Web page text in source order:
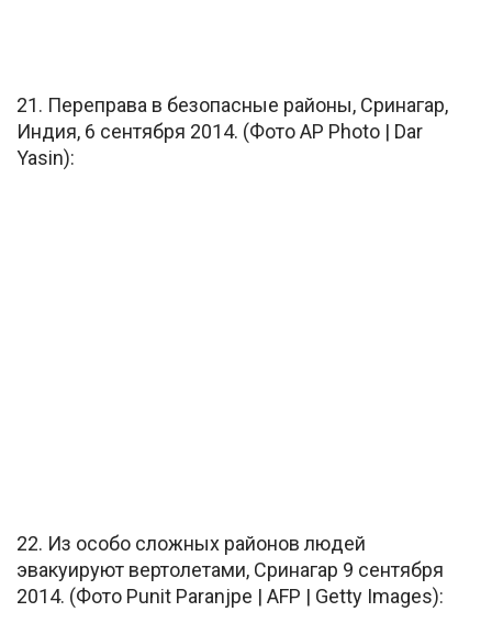
21. Переправа в безопасные районы, Сринагар,
Индия, 6 сентября 2014. (Фото AP Photo | Dar
Yasin):
22. Из особо сложных районов людей
эвакуируют вертолетами, Сринагар 9 сентября
2014. (Фото Punit Paranjpe | AFP | Getty Images):